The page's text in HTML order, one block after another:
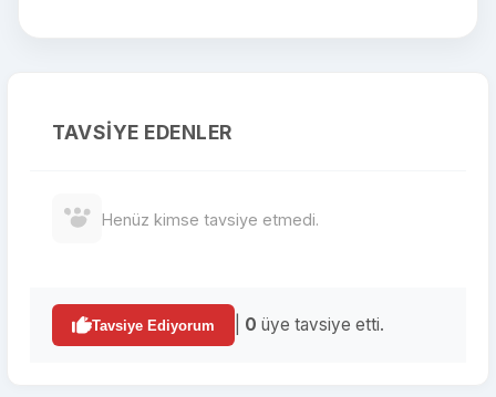
TAVSIYE EDENLER
Henüz kimse tavsiye etmedi.
Tavsiye Ediyorum 0 üye tavsiye etti.